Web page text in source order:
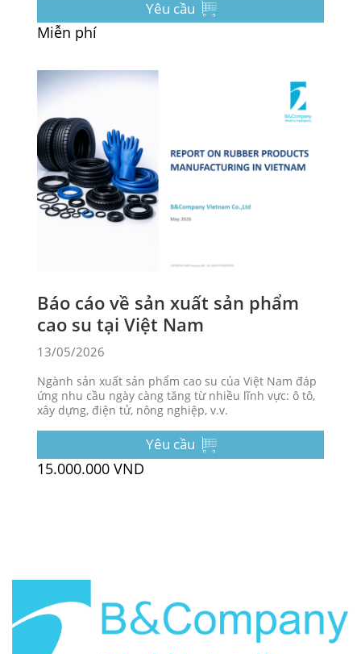
Yêu cầu
Miễn phí
Báo cáo về sản xuất sản phẩm
cao su tại Việt Nam
13/05/2026
Ngành sản xuất sản phẩm cao su của Việt Nam đáp
ứng nhu cầu ngày càng tăng từ nhiều lĩnh vực: ô tô,
xây dựng, điện tử, nông nghiệp, v.v.
Yêu cầu
15.000.000 VND